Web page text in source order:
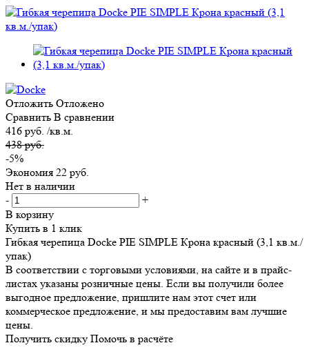
Отложить Отложено
Сравнить В сравнении
416 руб. /кв.м.
438 руб.
-5%
Экономия 22 руб.
Нет в наличии
-
+
В корзину
Купить в 1 клик
Гибкая черепица Docke PIE SIMPLE Крона красный (3,1 кв.м./
упак)
В соответствии с торговыми условиями, на сайте и в прайс-
листах указаны розничные цены. Если вы получили более
выгодное предложение, пришлите нам этот счет или
коммерческое предложение, и мы предоставим вам лучшие
цены.
Получить скидку Помочь в расчёте